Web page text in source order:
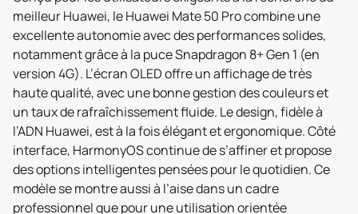
meilleur Huawei, le Huawei Mate 50 Pro combine une
excellente autonomie avec des performances solides,
notamment grâce à la puce Snapdragon 8+ Gen 1 (en
version 4G). L’écran OLED offre un affichage de très
haute qualité, avec une bonne gestion des couleurs et
un taux de rafraîchissement fluide. Le design, fidèle à
l’ADN Huawei, est à la fois élégant et ergonomique. Côté
interface, HarmonyOS continue de s’affiner et propose
des options intelligentes pensées pour le quotidien. Ce
modèle se montre aussi à l’aise dans un cadre
professionnel que pour une utilisation orientée